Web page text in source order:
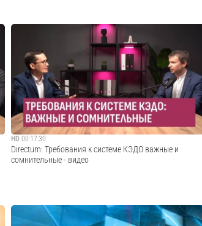
«Не стремятся выполнить KPI», «нет новых идей», или
просто «что-то не так». У каждого руководителя, как
минимум один раз, возникало желание все бросить и
полностью пересобрать команду. Спешим на помощь
совместно с директором по продуктам In...
Cмотреть видео
HD 00:17:30
Directum: Требования к системе КЭДО важные и
сомнительные - видео